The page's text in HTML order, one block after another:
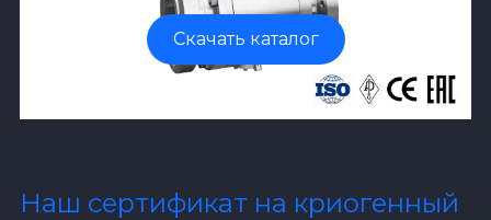
Скачать каталог
Наш сертификат на криогенный